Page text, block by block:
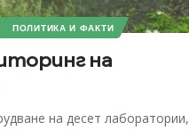
ПОЛИТИКА И ФАКТИ
на
на десет лаборатории,